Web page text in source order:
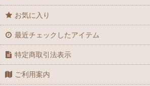
お気に入り
最近チェックしたアイテム
特定商取引法表示
ご利用案内